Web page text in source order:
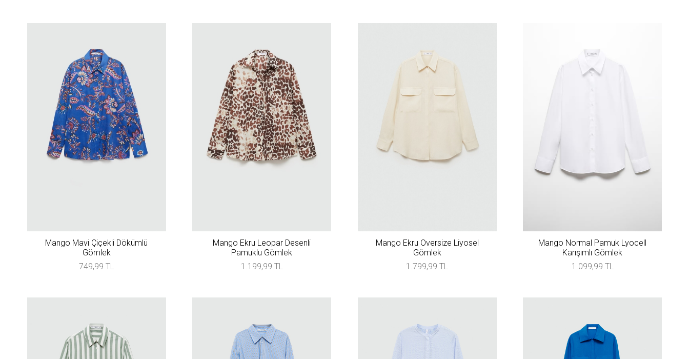
Mango Mavi Çiçekli Dökümlü
Gömlek
749,99 TL
Mango Ekru Leopar Desenli
Pamuklu Gömlek
1.199,99 TL
Mango Ekru Oversize Liyosel
Gömlek
1.799,99 TL
Mango Normal Pamuk Lyocell
Karışımlı Gömlek
1.099,99 TL